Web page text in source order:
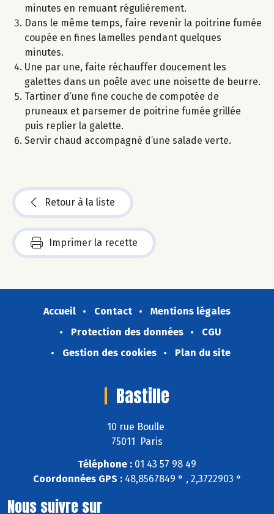
minutes en remuant régulièrement.
Dans le même temps, faire revenir la poitrine fumée
coupée en fines lamelles pendant quelques
minutes.
Une par une, faite réchauffer doucement les
galettes dans un poêle avec une noisette de beurre.
Tartiner d’une fine couche de compotée de
pruneaux et parsemer de poitrine fumée grillée
puis replier la galette.
Servir chaud accompagné d’une salade verte.
Retour à la liste
Imprimer la recette
Accueil Contact
Mentions légales
Protection des données
CGU
Gestion des cookies
Plan du site
Bastille
10 rue Boulle
75011 Paris
Téléphone : 01 43 57 98 49
Coordonnées GPS :48,8567849 ° , 2,3722903 °
Nous suivre sur